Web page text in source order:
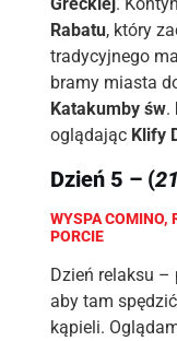
Rabatu, który
tradycyjnego
bramy miasta
Katakumby św.
oglądając Klify
Dzień 5 – (
WYSPA COMINO,
PORCIE
Dzień relaksu –
aby tam
kąpieli.